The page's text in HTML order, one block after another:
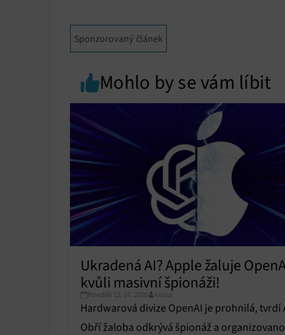
Sponzorovaný článek
Mohlo by se vám líbit
Ukradená AI? Apple žaluje
kvůli masivní špionáži!
Pondělí 13. 07. 2026 Ivana
Hardwarová divize OpenAI je prohnilá, tvrdí
Obří žaloba odkrývá špionáž a